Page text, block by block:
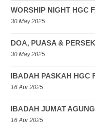
WORSHIP NIGHT HGC
30 May 2025
DOA, PUASA &
30 May 2025
IBADAH PASKAH HGC
16 Apr 2025
IBADAH JUMAT
16 Apr 2025